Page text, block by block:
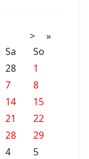
>
»
Sa
So
28
1
7
8
14
15
21
22
28
29
4 5